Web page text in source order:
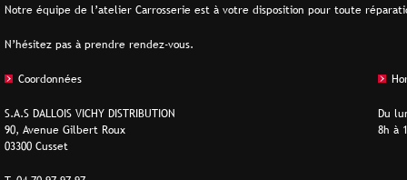
Notre équipe de l’atelier Carrosserie est à votre disposition pour toute
N’hésitez pas à prendre rendez-vous.
Coordonnées
S.A.S DALLOIS VICHY DISTRIBUTION
90, Avenue Gilbert Roux
03300 Cusset
Du
8h à